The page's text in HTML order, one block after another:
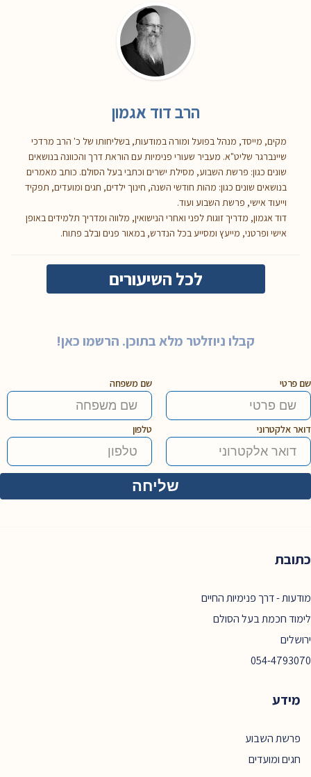
הרב דוד אגמון
מקים, מייסד, מנהל בפועל ומורה במודעות, בשליחותו של כ' הרב מרדכי
שיינברגר שליט"א. מעביר שעורי פנימיות עם הוראת דרך והכוונה בנושאים
שונים כגון: פרשת השבוע, מסילת ישרים וכתבי בעל הסולם. כותב מאמרים
בנושאים שונים כגון: מהות חודשי השנה, חינוך ילדים, חגים ומועדים, תפקיד
וייעוד אישי, פרשת השבוע ועוד.
דוד אגמון, מדריך זוגות לפני ואחרי הנישואין, מלווה ומדריך תלמידים באופן
אישי ופרטני, מייעץ ומסייע בכל הנדרש, במאור פנים ובלב פתוח.
לכל השיעורים
קבלו ניוזלטר מלא בתוכן. הרשמו כאן!
שם פרטי שם משפחה
דואר אלקטרוני טלפון
כתובת
מודעות - דרך פנימיות החיים
לימוד חכמת בעל הסולם
ירושלים
054-4793070
מידע
פרשת השבוע
חגים ומועדים